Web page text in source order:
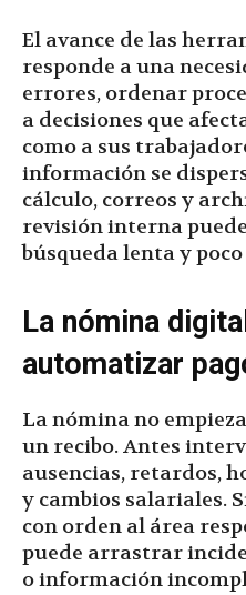
El avance de las
responde a una
errores, ordenar
a decisiones que
como a sus
información se
cálculo, correos y
revisión interna
búsqueda lenta y
La nómina
automatizar
La nómina no
un recibo. Antes
ausencias, retardos,
y cambios salariales.
con orden al área
puede arrastrar
o información